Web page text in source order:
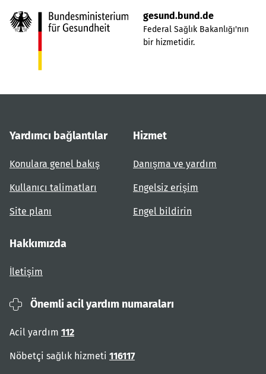
gesund.bund.de
Federal Sağlık Bakanlığı'nın
bir hizmetidir.
Yardımcı bağlantılar
Konulara genel bakış
Kullanıcı talimatları
Site planı
Hizmet
Danışma ve yardım
Engelsiz erişim
Engel bildirin
Hakkımızda
İletişim
Önemli acil yardım numaraları
Acil yardım 112
Nöbetçi sağlık hizmeti 116117